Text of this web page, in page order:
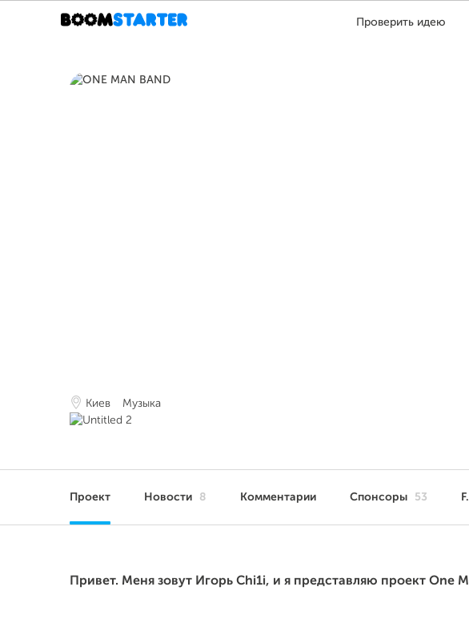
Проверить идею
Киев Музыка
Проект Новости 8 Комментарии Спонсоры 53
Привет. Меня зовут Игорь Chi1i, и я представляю проект One